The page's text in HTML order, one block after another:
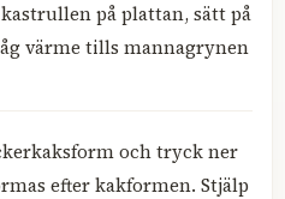
på plattan, sätt på
värme tills mannagrynen
och tryck ner
efter kakformen. Stjälp